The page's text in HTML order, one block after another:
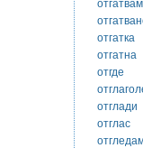
отгатвам
отгатка
отгатна
отгде
отглади
отглас